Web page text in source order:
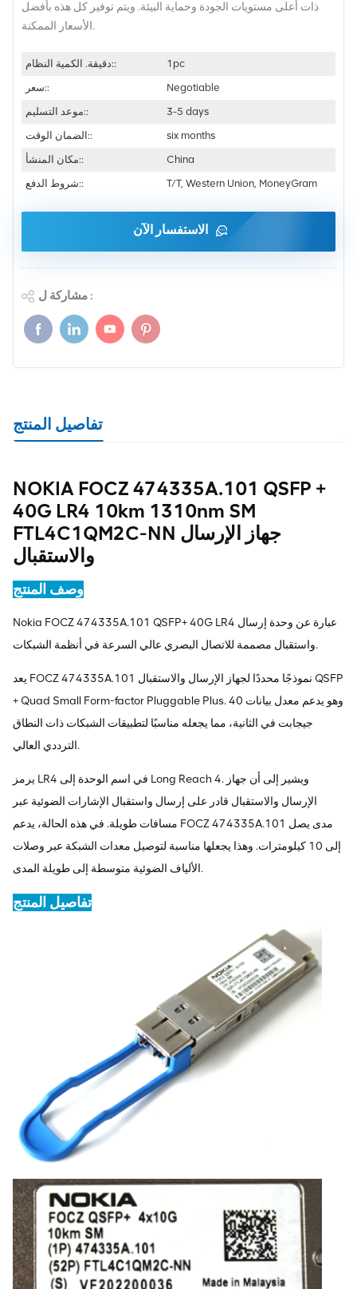
ذات أعلى مستويات الجودة وحماية البيئة. ويتم توفير كل هذه بأفضل
الأسعار الممكنة.
دقيقة. الكمية النظام::
1pc
سعر::
Negotiable
موعد التسليم::
3-5 days
الضمان الوقت::
six months
مكان المنشأ::
China
شروط الدفع::
T/T, Western Union, MoneyGram
الاستفسار الآن
مشاركة ل :
تفاصيل المنتج
NOKIA FOCZ 474335A.101 QSFP +
40G LR4 10km 1310nm SM
FTL4C1QM2C-NN جهاز الإرسال
والاستقبال
وصف المنتج
Nokia FOCZ 474335A.101 QSFP+ 40G LR4 عبارة عن وحدة إرسال
واستقبال مصممة للاتصال البصري عالي السرعة في أنظمة الشبكات.
يعد FOCZ 474335A.101 نموذجًا محددًا لجهاز الإرسال والاستقبال QSFP
+ Quad Small Form-factor Pluggable Plus. وهو يدعم معدل بيانات 40
جيجابت في الثانية، مما يجعله مناسبًا لتطبيقات الشبكات ذات النطاق
الترددي العالي.
يرمز LR4 في اسم الوحدة إلى Long Reach 4. ويشير إلى أن جهاز
الإرسال والاستقبال قادر على إرسال واستقبال الإشارات الضوئية عبر
مسافات طويلة. في هذه الحالة، يدعم FOCZ 474335A.101 مدى يصل
إلى 10 كيلومترات. وهذا يجعلها مناسبة لتوصيل معدات الشبكة عبر وصلات
الألياف الضوئية متوسطة إلى طويلة المدى.
تفاصيل المنتج